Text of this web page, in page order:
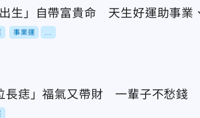
出生」自帶富貴命 天生好運助事業
事業運
長痣」福氣又帶財 一輩子不愁錢